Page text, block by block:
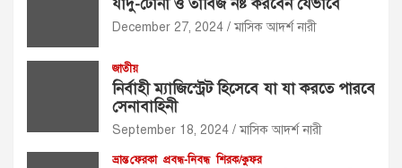
যাদু-টোনা ও তাবিজ নষ্ট করবেন যেভাবে
December 27, 2024 মাসিক আদর্শ নারী
জাতীয়
নির্বাহী ম্যাজিস্ট্রেট হিসেবে যা যা করতে পারবে
সেনাবাহিনী
September 18, 2024 মাসিক আদর্শ নারী
ভ্রান্ত ফেরকা প্রবন্ধ-নিবন্ধ শিরক/কুফর